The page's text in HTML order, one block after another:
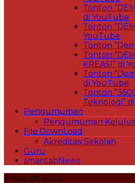
Tonton
di YouTube
Tonton
YouTube
Tonton
Tonton
KREASI” di
Tonton
di YouTube
Tonton
Teknologi”
Pengumuman
Pengumuman
File DownLoad
Akreditasi Sekolah
Guru
smantabNews
6 August 2026